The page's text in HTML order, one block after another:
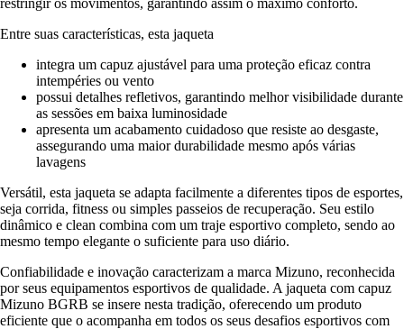
restringir os movimentos, garantindo assim o máximo conforto.
Entre suas características, esta jaqueta
integra um capuz ajustável para uma proteção eficaz contra
intempéries ou vento
possui detalhes refletivos, garantindo melhor visibilidade durante
as sessões em baixa luminosidade
apresenta um acabamento cuidadoso que resiste ao desgaste,
assegurando uma maior durabilidade mesmo após várias
lavagens
Versátil, esta jaqueta se adapta facilmente a diferentes tipos de esportes,
seja corrida, fitness ou simples passeios de recuperação. Seu estilo
dinâmico e clean combina com um traje esportivo completo, sendo ao
mesmo tempo elegante o suficiente para uso diário.
Confiabilidade e inovação caracterizam a marca Mizuno, reconhecida
por seus equipamentos esportivos de qualidade. A jaqueta com capuz
Mizuno BGRB se insere nesta tradição, oferecendo um produto
eficiente que o acompanha em todos os seus desafios esportivos com